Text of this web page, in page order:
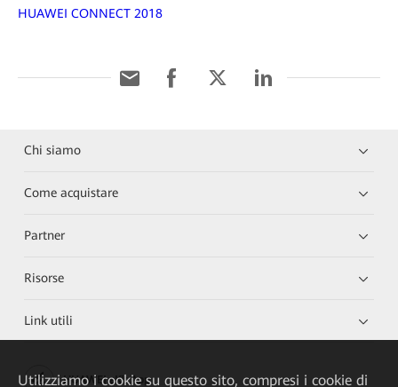
HUAWEI CONNECT 2018
Chi siamo
Come acquistare
Partner
Risorse
Link utili
HUAWEI eKit App
Utilizziamo i cookie su questo sito, compresi i cookie di